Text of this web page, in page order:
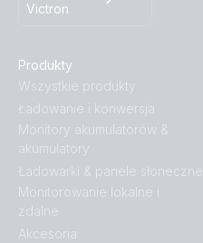
Victron
Produkty
Wszystkie produkty
Ładowanie i konwersja
Monitory akumulatorów &
akumulatory
Ładowarki & panele słoneczne
Monitorowanie lokalne i
zdalne
Akcesoria